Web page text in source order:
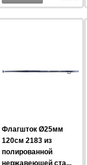
Флагшток Ø25мм
120см 2183 из
полированной
нержавеющей ста...